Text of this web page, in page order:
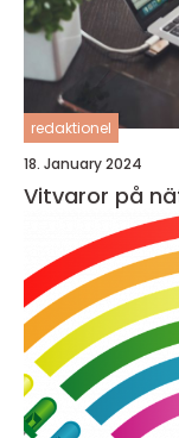
redaktionel
18. January 2024
Vitvaror på